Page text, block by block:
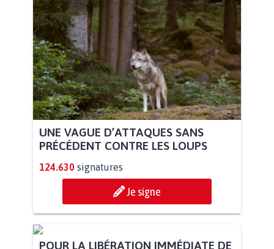
UNE VAGUE D’ATTAQUES SANS
PRÉCÉDENT CONTRE LES LOUPS
124.630 signatures
Je signe
POUR LA LIBÉRATION IMMÉDIATE DE